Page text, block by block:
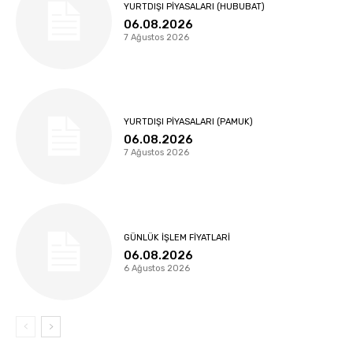
YURTDIŞI PIYASALARI (HUBUBAT)
06.08.2026
7 Ağustos 2026
YURTDIŞI PIYASALARI (PAMUK)
06.08.2026
7 Ağustos 2026
GÜNLÜK İŞLEM FIYATLARI
06.08.2026
6 Ağustos 2026